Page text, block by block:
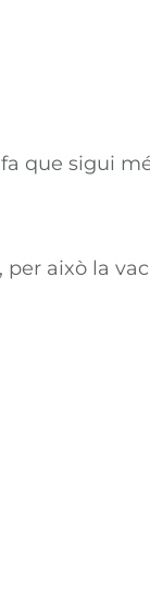
que sigui
això la